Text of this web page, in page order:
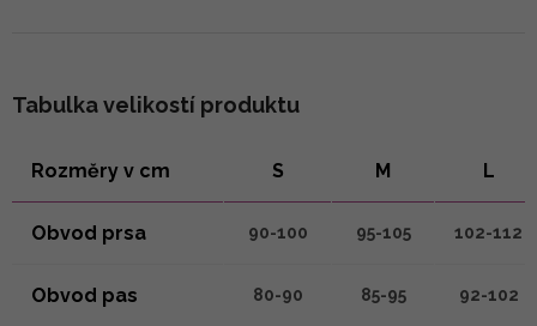
Tabulka velikostí produktu
Rozměry v cm S M L
Obvod prsa 90-100 95-105 102-112
Obvod pas 80-90 85-95 92-102